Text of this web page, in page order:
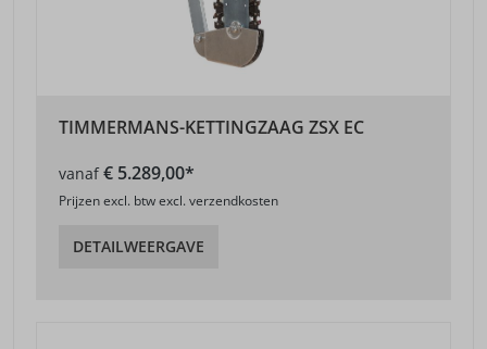
TIMMERMANS-KETTINGZAAG ZSX EC
vanaf€ 5.289,00*
Prijzen excl. btw excl. verzendkosten
DETAILWEERGAVE